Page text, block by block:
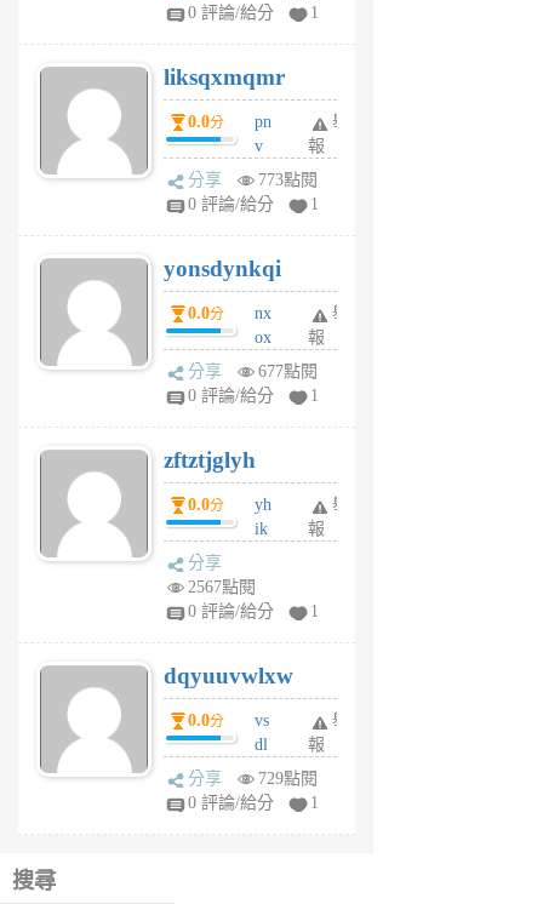
6
個
月
前
0 評論/給分
1
liksqxmqmr
0.0分
pn
v
wt
sv
6
個
月
前
舉
報
分享
773點閱
0 評論/給分
1
yonsdynkqi
0.0分
nx
ox
rh
pe
月
前
舉
報
分享
677點閱
0 評論/給分
1
zftztjglyh
0.0分
yh
ik
tu
6
個
月
前
舉
報
分享
2567點閱
0 評論/給分
1
dqyuuvwlxw
0.0分
vs
dl
sq
fy
舉
報
分享
729點閱
0 評論/給分
1
搜尋